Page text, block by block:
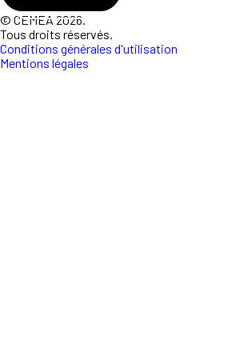
© CEMEA 2026.
Tous droits réservés.
Conditions générales d'utilisation
Mentions légales